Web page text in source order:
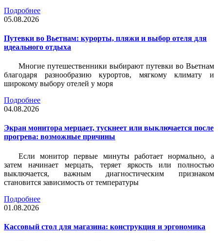
Подробнее
05.08.2026
Путевки во Вьетнам: курорты, пляжи и выбор отеля для
идеального отдыха
Многие путешественники выбирают путевки во Вьетнам
благодаря разнообразию курортов, мягкому климату и
широкому выбору отелей у моря
Подробнее
04.08.2026
Экран монитора мерцает, тускнеет или выключается после
прогрева: возможные причины
Если монитор первые минуты работает нормально, а
затем начинает мерцать, теряет яркость или полностью
выключается, важным диагностическим признаком
становится зависимость от температуры
Подробнее
01.08.2026
Кассовый стол для магазина: конструкция и эргономика